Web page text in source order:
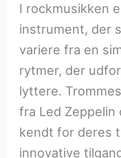
I rockmusikken
instrument, der
variere fra en
rytmer, der
lyttere.
fra Led Zeppelin
kendt for deres
innovative